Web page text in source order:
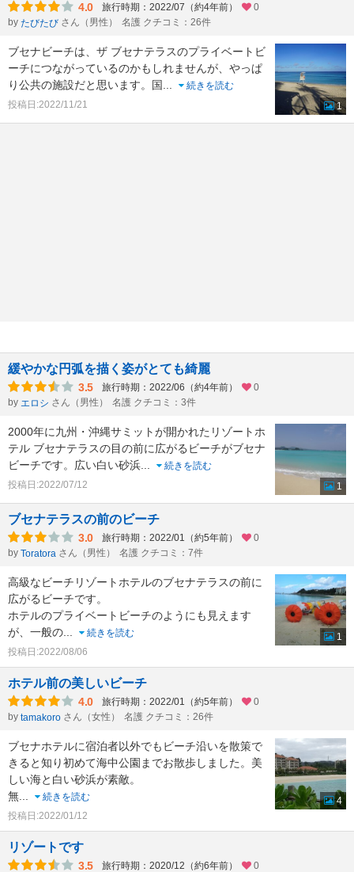
4.0 旅行時期：2022/07（約4年前）
0
by たびたび さん（男性） 名護 クチコミ：26件
ブセナビーチは、ザ ブセナテラスのプライベートビ
ーチにつながっているのかもしれませんが、やっぱ
り公共の施設だと思います。国
続きを読む
投稿日:2022/11/21
1
緩やかな円弧を描く姿がとても綺麗
3.5 旅行時期：2022/06（約4年前）
0
by エロシ さん（男性） 名護 クチコミ：3件
2000年に九州・沖縄サミットが開かれたリゾートホ
テル ブセナテラスの目の前に広がるビーチがブセナ
ビーチです。広い白い砂浜
続きを読む
投稿日:2022/07/12
1
ブセナテラスの前のビーチ
3.0 旅行時期：2022/01（約5年前）
0
by Toratora さん（男性） 名護 クチコミ：7件
高級なビーチリゾートホテルのブセナテラスの前に
広がるビーチです。
ホテルのプライベートビーチのようにも見えます
が、一般の
続きを読む
投稿日:2022/08/06
1
ホテル前の美しいビーチ
4.0 旅行時期：2022/01（約5年前）
0
by tamakoro さん（女性） 名護 クチコミ：26件
ブセナホテルに宿泊者以外でもビーチ沿いを散策で
きると知り初めて海中公園までお散歩しました。美
しい海と白い砂浜が素敵。
無
続きを読む
投稿日:2022/01/12
4
リゾートです
3.5 旅行時期：2020/12（約6年前） 0